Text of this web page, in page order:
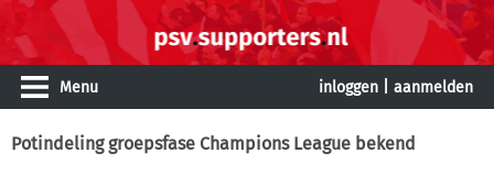
Menu inloggen aanmelden
Potindeling groepsfase Champions League bekend